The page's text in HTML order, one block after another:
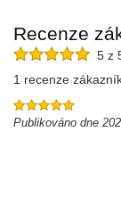
Recenze
5 z
1 recenze
Publikováno dne